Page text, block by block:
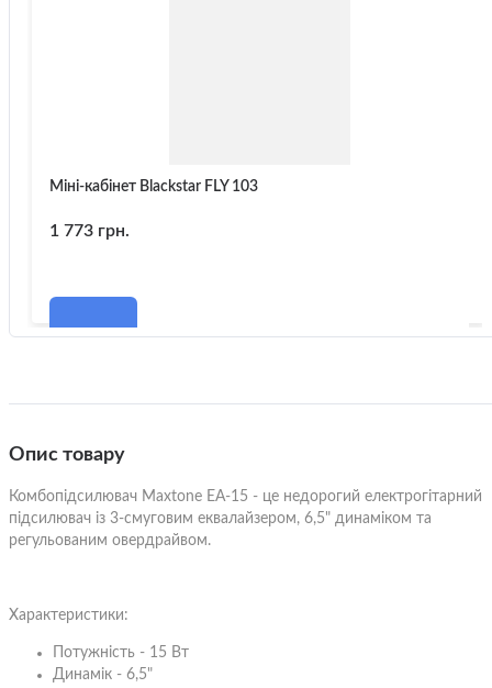
Міні-кабінет Blackstar FLY 103
1 773 грн.
Опис товару
Комбопідсилювач Maxtone EA-15 - це недорогий електрогітарний
підсилювач із 3-смуговим еквалайзером, 6,5" динаміком та
регульованим овердрайвом.
Характеристики:
Потужність - 15 Вт
Динамік - 6,5"